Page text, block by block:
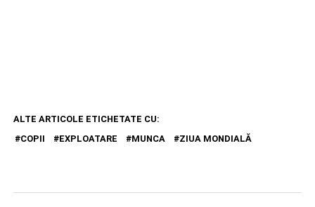
ALTE ARTICOLE ETICHETATE CU:
COPII
EXPLOATARE MUNCA ZIUA MONDIALĂ